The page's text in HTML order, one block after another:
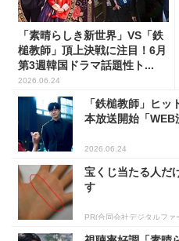
「素晴らしき新世界」VS「鉄
槌教師」頂上決戦に注目！6月
第3週韓国ドラマ話題性ト...
2026.06.24
「鉄槌教師」ヒ
本放送開始「WEB
2026.06.24
宝くじ当たる人だ
す
PR(合同会社デジタルファ